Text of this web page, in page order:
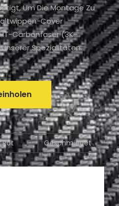
Um Die Montage Zu
Cover
Carbonfaser (3K-
Spezialitäten.
Rot Geschmiedet